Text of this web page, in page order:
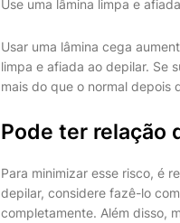
Use uma lâmina limpa e afiada
Usar uma lâmina cega
limpa e afiada ao depilar. Se
mais do que o normal depois
Pode ter relação
Para minimizar esse risco, é
depilar, considere fazê-lo
completamente. Além disso,